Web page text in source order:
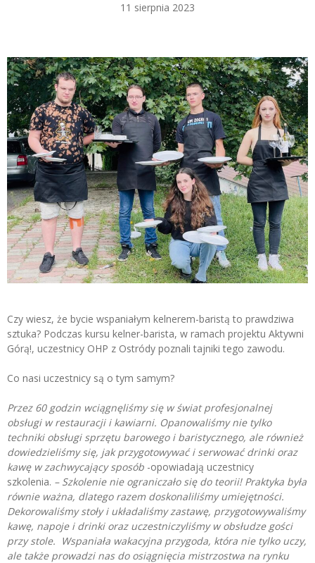
11 sierpnia 2023
Czy wiesz, że bycie wspaniałym kelnerem-baristą to prawdziwa
sztuka? Podczas kursu kelner-barista, w ramach projektu Aktywni
Górą!, uczestnicy OHP z Ostródy poznali tajniki tego zawodu.
Co nasi uczestnicy są o tym samym?
Przez 60 godzin wciągnęliśmy się w świat profesjonalnej
obsługi w restauracji i kawiarni. Opanowaliśmy nie tylko
techniki obsługi sprzętu barowego i baristycznego, ale również
dowiedzieliśmy się, jak przygotowywać i serwować drinki oraz
kawę w zachwycający sposób -opowiadają uczestnicy
szkolenia. – Szkolenie nie ograniczało się do teorii! Praktyka była
równie ważna, dlatego razem doskonaliliśmy umiejętności.
Dekorowaliśmy stoły i układaliśmy zastawę, przygotowywaliśmy
kawę, napoje i drinki oraz uczestniczyliśmy w obsłudze gości
przy stole. Wspaniała wakacyjna przygoda, która nie tylko uczy,
ale także prowadzi nas do osiągnięcia mistrzostwa na rynku